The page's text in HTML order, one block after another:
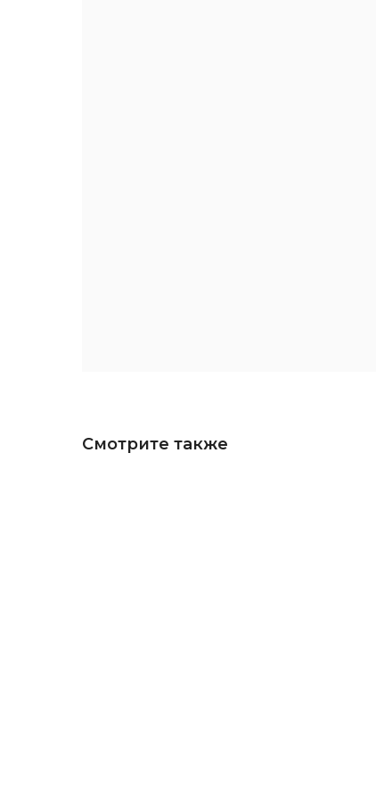
Смотрите также